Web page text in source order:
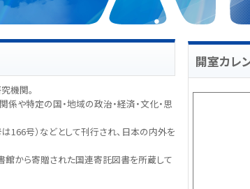
機関。
や特定の国・地域の政治・経済・文化・思
は166号）などとして刊行され、日本の内外を
館から寄贈された国連寄託図書を所蔵して
開室カレ